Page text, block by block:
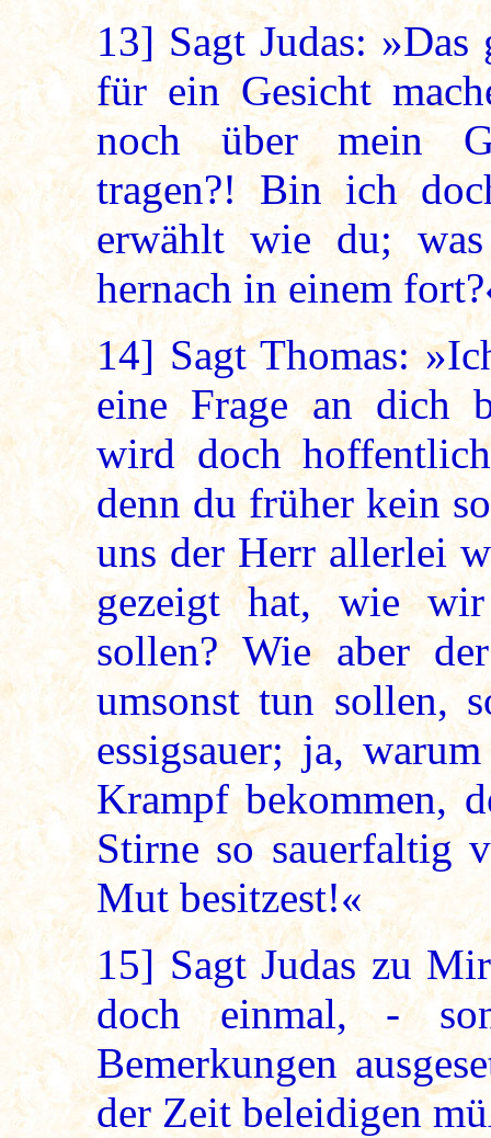
13] Sagt Judas:
für ein Gesicht
noch über mein
tragen?! Bin ich
erwählt wie du;
hernach in einem
14]Sagt Thomas:
eine Frage an dich
wird doch
denn du früher kein
uns der Herr allerlei
gezeigt hat, wie
sollen? Wie aber
umsonst tun sollen,
essigsauer; ja,
Krampf bekommen,
Stirne so sauerfaltig
Mut besitzest!«
15] Sagt Judas zu
doch einmal, -
Bemerkungen
der Zeit beleidigen